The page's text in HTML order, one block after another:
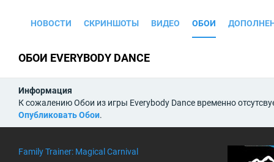
НОВОСТИ СКРИНШОТЫ ВИДЕО ОБОИ
ОБОИ EVERYBODY DANCE
Информация
К сожалению Обои из игры Everybody Dance временно
Опубликовать Обои.
Family Trainer: Magical Carnival